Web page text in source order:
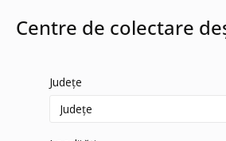
Centre de colectare
Județe